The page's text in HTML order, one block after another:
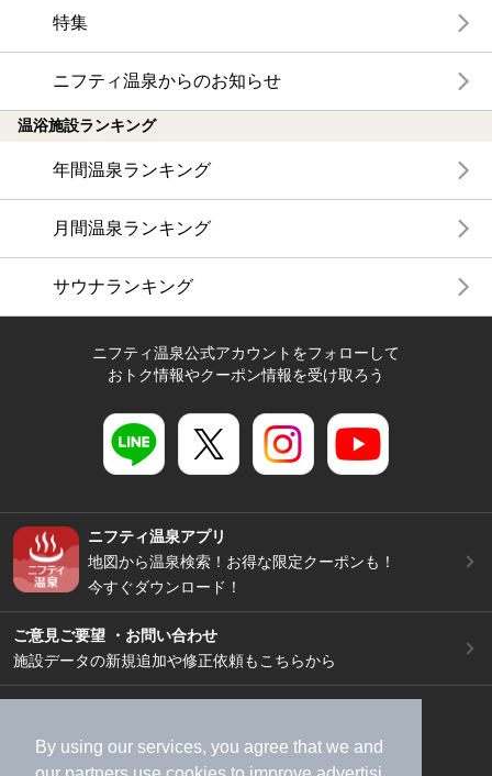
By using our services, you agree that we and
特集
ニフティ温泉からのお知らせ
温浴施設ランキング
年間温泉ランキング
月間温泉ランキング
サウナランキング
ニフティ温泉公式アカウントをフォローして
おトク情報やクーポン情報を受け取ろう
ニフティ温泉アプリ
地図から温泉検索！お得な限定クーポンも！
今すぐダウンロード！
ご意見ご要望 ・お問い合わせ
施設データの新規追加や修正依頼もこちらから
加盟店募集（資料請求）
広告出稿のご案内
利用規約
ライフスタイルMEMBERS+規約